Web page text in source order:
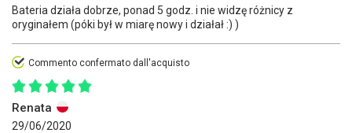
Bateria działa dobrze, ponad 5 godz. i nie widzę różnicy z
oryginałem (póki był w miarę nowy i działał :) )
Commento confermato dall'acquisto
Renata
29/06/2020